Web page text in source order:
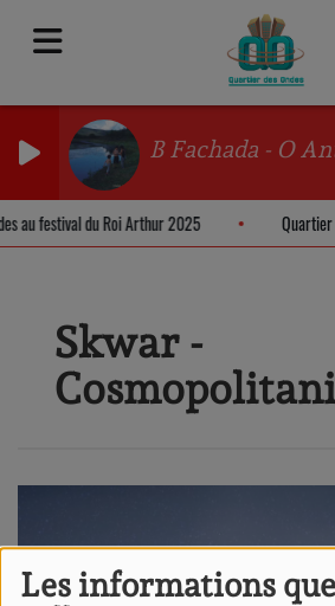
Les informations
B Fachada - O
au festival du Roi Arthur 2025
Skwar -